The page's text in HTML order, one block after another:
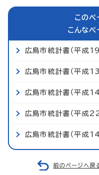
このペ
こんなペ
広島市統計書（平成
広島市統計書（平成
広島市統計書（平成14
広島市統計書（平成
広島市統計書（平成
前のページへ戻